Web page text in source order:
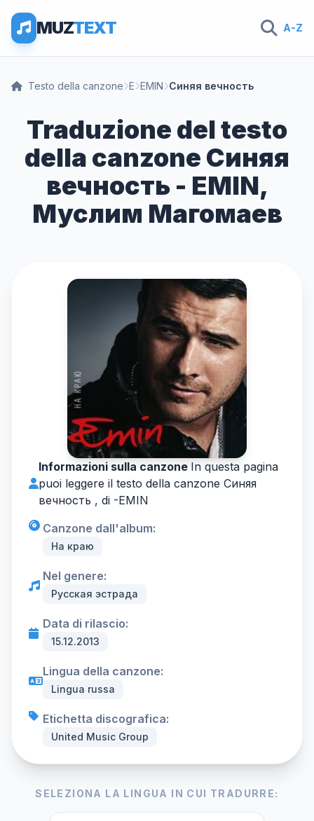
MUZTEXT A-Z
Testo della canzone E EMIN Синяя вечность
Traduzione del testo
della canzone Синяя
вечность - EMIN,
Муслим Магомаев
Informazioni sulla canzone In questa pagina
puoi leggere il testo della canzone Синяя
вечность , di -EMIN
Canzone dall'album:
На краю
Nel genere:
Русская эстрада
Data di rilascio:
15.12.2013
Lingua della canzone:
Lingua russa
Etichetta discografica:
United Music Group
SELEZIONA LA LINGUA IN CUI TRADURRE: